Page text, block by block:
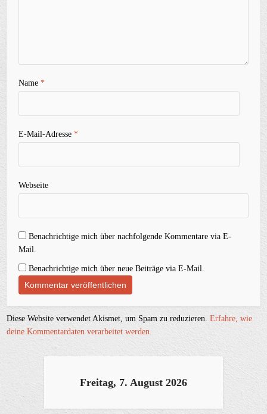
Name*
E-Mail-Adresse*
Webseite
Benachrichtige mich über nachfolgende Kommentare via E-
Mail.
Benachrichtige mich über neue Beiträge via E-Mail.
Diese Website verwendet Akismet, um Spam zu reduzieren.Erfahre, wie
deine Kommentardaten verarbeitet werden.
Freitag, 7. August 2026